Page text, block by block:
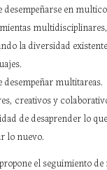
desempeñarse en
multidisciplinares,
la diversidad
desempeñar multitareas.
creativos y
de desaprender lo
lo nuevo.
el seguimiento de